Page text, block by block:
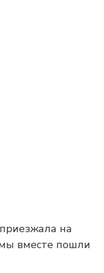
на
вместе пошли